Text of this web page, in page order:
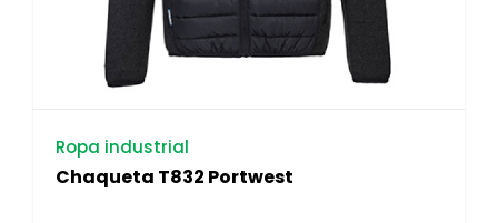
Ropa industrial
Chaqueta T832 Portwest